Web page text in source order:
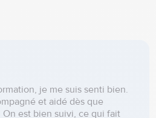
je me suis senti bien.
et aidé dès que
On est bien suivi, ce qui fait